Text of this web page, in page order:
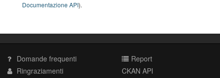
Documentazione API).
Domande frequenti
Ringraziamenti
Report
CKAN API